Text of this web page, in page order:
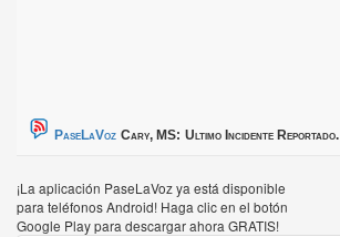
PaseLaVoz Cary, MS: Ultimo Incidente Reportado.
¡La aplicación PaseLaVoz ya está disponible
para teléfonos Android! Haga clic en el botón
Google Play para descargar ahora GRATIS!